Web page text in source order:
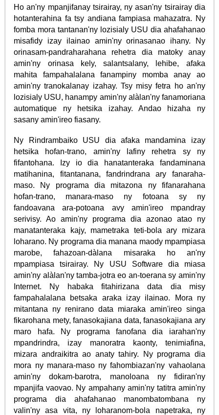
Ho an'ny mpanjifanay tsirairay, ny asan'ny tsirairay dia
hotanterahina fa tsy andiana fampiasa mahazatra. Ny
fomba mora tantanan'ny lozisialy USU dia ahafahanao
misafidy izay ilainao amin'ny orinasanao ihany. Ny
orinasam-pandraharahana rehetra dia matoky anay
amin'ny orinasa kely, salantsalany, lehibe, afaka
mahita fampahalalana fanampiny momba anay ao
amin'ny tranokalanay izahay. Tsy misy fetra ho an'ny
lozisialy USU, hanampy amin'ny alàlan'ny fanamoriana
automatique ny hetsika izahay. Andao hizaha ny
sasany amin'ireo fiasany.
Ny Rindrambaiko USU dia afaka mandamina izay
hetsika hofan-trano, amin'ny lafiny rehetra sy ny
fifantohana. Izy io dia hanatanteraka fandaminana
matihanina, fitantanana, fandrindrana ary fanaraha-
maso. Ny programa dia mitazona ny fifanarahana
hofan-trano, manara-maso ny fotoana sy ny
fandoavana ara-potoana avy amin'ireo mpandray
serivisy. Ao amin'ny programa dia azonao atao ny
manatanteraka kajy, mametraka teti-bola ary mizara
loharano. Ny programa dia manana maody mpampiasa
marobe, fahazoan-dàlana misaraka ho an'ny
mpampiasa tsirairay. Ny USU Software dia miasa
amin'ny alàlan'ny tamba-jotra eo an-toerana sy amin'ny
Internet. Ny habaka fitahirizana data dia misy
fampahalalana betsaka araka izay ilainao. Mora ny
mitantana ny renirano data miaraka amin'ireo singa
fikarohana mety, fanasokajiana data, fanasokajiana ary
maro hafa. Ny programa fanofana dia iarahan'ny
mpandrindra, izay manoratra kaonty, tenimiafina,
mizara andraikitra ao anaty tahiry. Ny programa dia
mora ny manara-maso ny fahombiazan'ny vahaolana
amin'ny dokam-barotra, manoloana ny fidiran'ny
mpanjifa vaovao. Ny ampahany amin'ny tatitra amin'ny
programa dia ahafahanao manombatombana ny
valin'ny asa vita, ny loharanom-bola napetraka, ny